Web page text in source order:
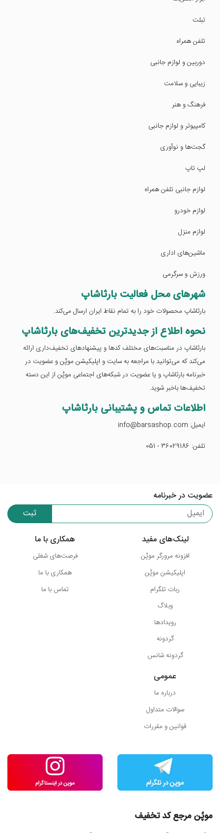
تبلت
تلفن همراه
دوربین و لوازم جانبی
زیبایی و سلامت
فرهنگ و هنر
کامپیوتر و لوازم جانبی
گجت‌ها و نوآوری
لپ تاپ
لوازم جانبی تلفن همراه
لوازم خودرو
لوازم منزل
ماشین‌های اداری
ورزش و سرگرمی
شهرهای محل فعالیت بارثاشاپ
بارثاشاپ محصولات خود را به تمام نقاط ایران ارسال می‌کند.
نحوه اطلاع از جدیدترین تخفیف‌های بارثاشاپ
بارثاشاپ در مناسبت‌های مختلف کدها و پیشنهادهای تخفیف‌داری ارائه
می‌کند که می‌توانید با مراجعه به سایت و اپلیکیشن موپُن و عضویت در
خبرنامه بارثاشاپ و یا عضویت در شبکه‌های اجتماعی موپُن از این دسته
تخفیف‌ها باخبر شوید.
اطلاعات تماس و پشتیبانی بارثاشاپ
ایمیل: info@barsashop.com
تلفن: 36029186 - 051
عضویت در خبرنامه
ثبت
لینک‌های مفید
افزونه مرورگر موپُن
اپلیکیشن موپُن
ربات تلگرام
وبلاگ
رویدادها
گردونه
گردونه شانس
همکاری با ما
فرصت‌های شغلی
همکاری با ما
تماس با ما
عمومی
درباره ما
سوالات متداول
قوانین و مقررات
موپُن مرجع کد تخفیف